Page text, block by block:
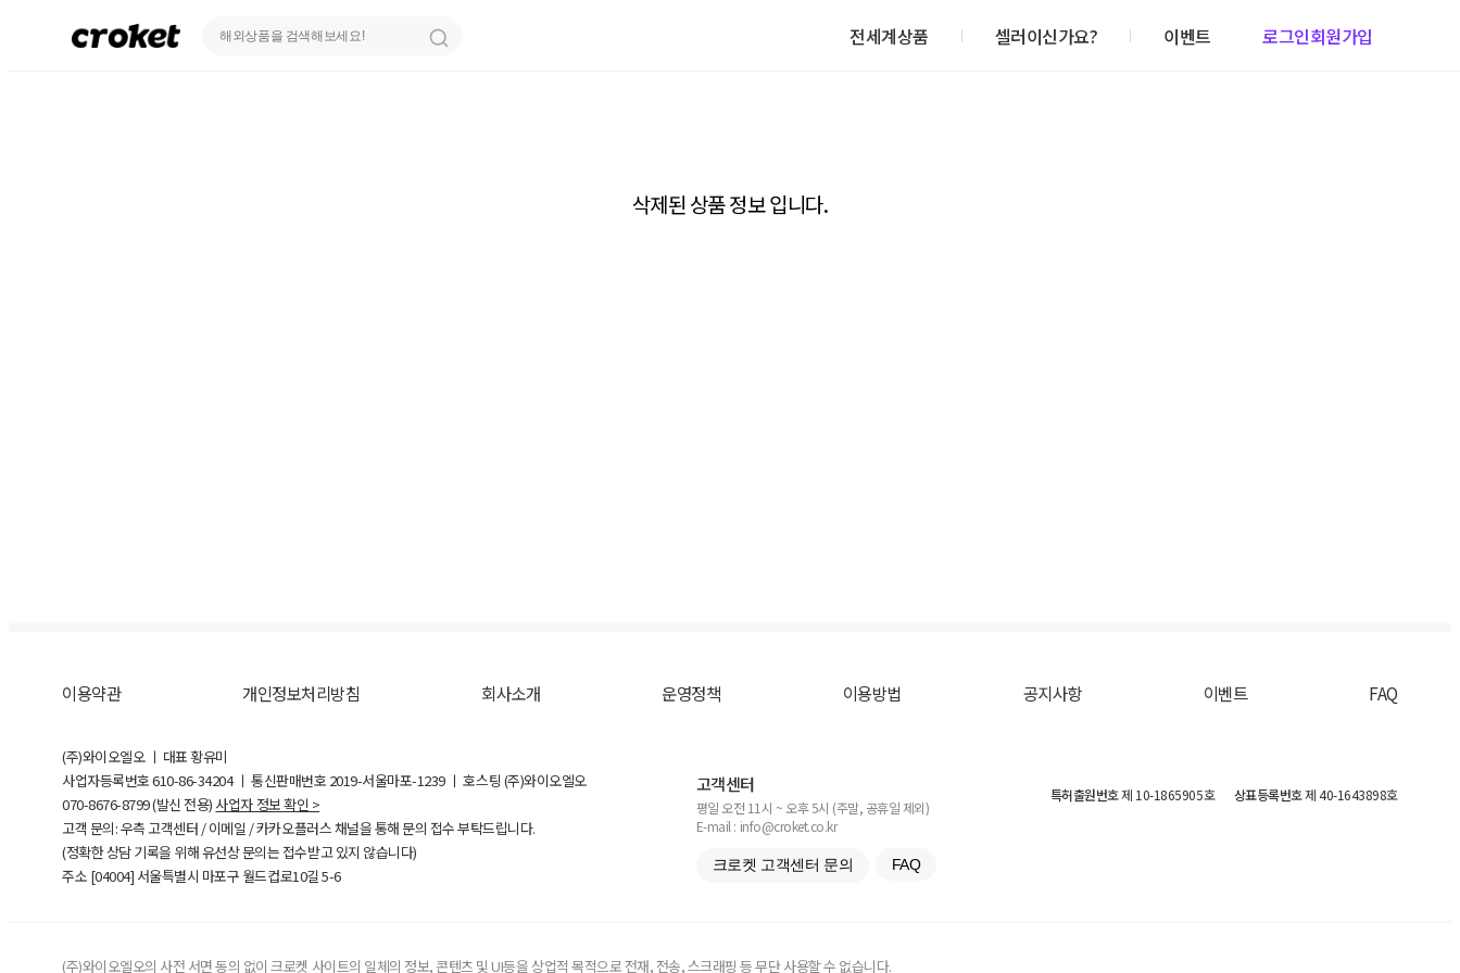
전세계상품 셀러이신가요? 이벤트 로그인회원가입
삭제된 상품 정보 입니다.
이용약관 개인정보처리방침 회사소개 운영정책 이용방법 공지사항 이벤트 FAQ
(주)와이오엘오 ㅣ 대표 황유미
사업자등록번호610-86-34204ㅣ 통신판매번호 2019-서울마포-1239 ㅣ 호스팅 (주)와이오엘오
070-8676-8799 (발신 전용) 사업자 정보 확인 >
고객 문의: 우측 고객센터 / 이메일 / 카카오플러스 채널을 통해 문의 접수 부탁드립니다.
(정확한 상담 기록을 위해 유선상 문의는 접수받고 있지 않습니다)
주소 [04004] 서울특별시 마포구 월드컵로10길5-6
고객센터
평일 오전 11시 ~ 오후 5시 (주말, 공휴일 제외)
E-mail : info@croket.co.kr
크로켓 고객센터 문의 FAQ
특허출원번호제 10-1865905호 상표등록번호제 40-1643898호
(주)와이오엘오의 사전 서면 동의 없이 크로켓 사이트의 일체의 정보, 콘텐츠 및 UI등을 상업적 목적으로 전재, 전송, 스크래핑 등 무단 사용할 수 없습니다.